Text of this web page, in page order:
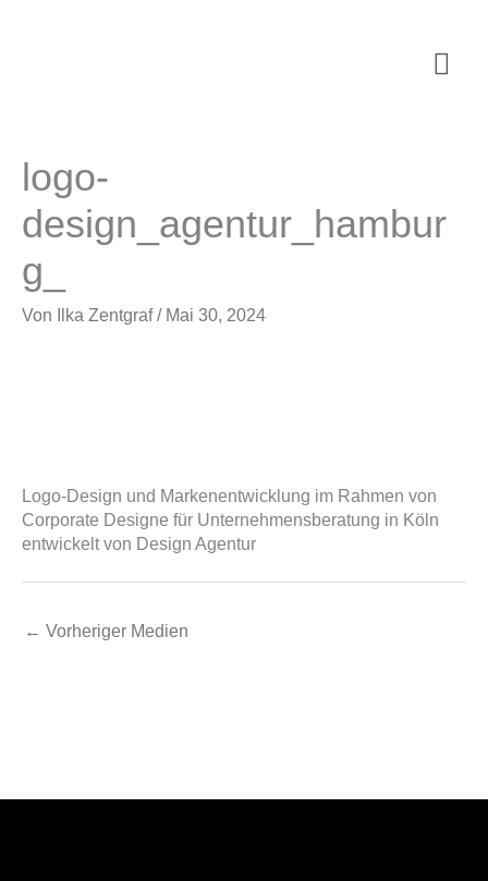
logo-
design_agentur_hambur
g_
Von Ilka Zentgraf/ Mai 30, 2024
Logo-Design und Markenentwicklung im Rahmen von
Corporate Designe für Unternehmensberatung in Köln
entwickelt von Design Agentur
← Vorheriger Medien